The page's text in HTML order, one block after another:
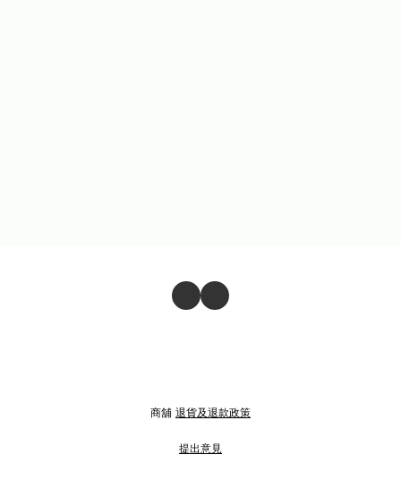
商舖 退貨及退款政策
提出意見